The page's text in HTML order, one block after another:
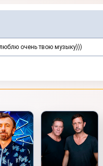
очень твою музыку)))